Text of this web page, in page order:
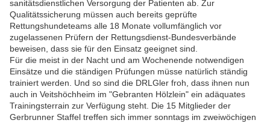
sanitätsdienstlichen Versorgung der Patienten ab. Zur
Qualitätssicherung müssen auch bereits geprüfte
Rettungshundeteams alle 18 Monate vollumfänglich vor
zugelassenen Prüfern der Rettungsdienst-Bundesverbände
beweisen, dass sie für den Einsatz geeignet sind.
Für die meist in der Nacht und am Wochenende notwendigen
Einsätze und die ständigen Prüfungen müsse natürlich ständig
trainiert werden. Und so sind die DRLGler froh, dass ihnen nun
auch in Veitshöchheim im "Gebranten Hölzlein" ein adäquates
Trainingsterrain zur Verfügung steht. Die 15 Mitglieder der
Gerbrunner Staffel treffen sich immer sonntags im zweiwöchigen